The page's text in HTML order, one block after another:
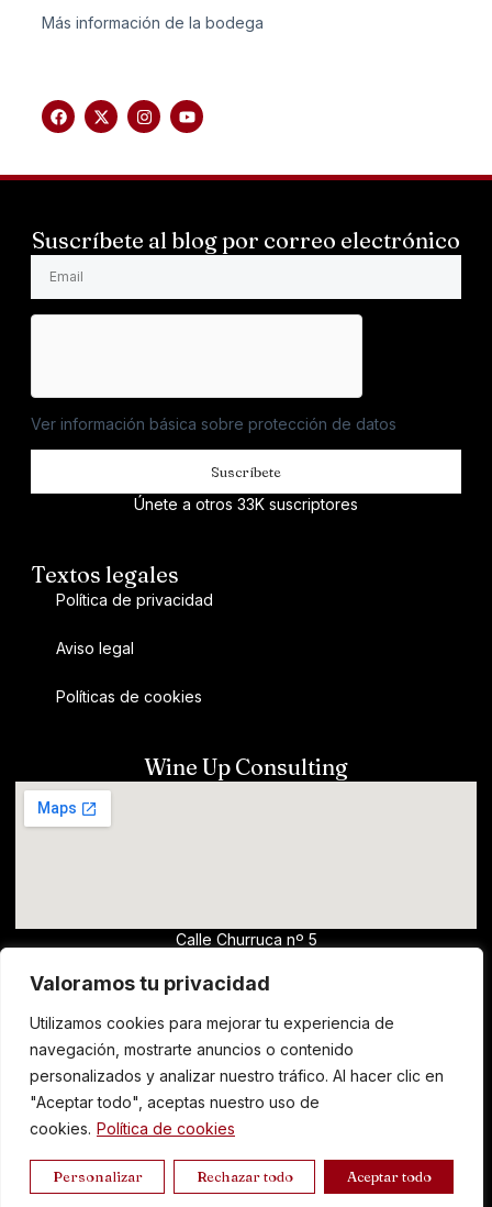
Valoramos tu privacidad
Utilizamos cookies para mejorar tu experiencia de
navegación, mostrarte anuncios o contenido
personalizados y analizar nuestro tráfico. Al hacer clic en
"Aceptar todo", aceptas nuestro uso de
cookies. Política de cookies
Personalizar Rechazar todo Aceptar todo
Más información de la bodega
Suscríbete al blog por correo electrónico
Ver información básica sobre protección de datos
Suscríbete
Únete a otros 33K suscriptores
Textos legales
Política de privacidad
Aviso legal
Políticas de cookies
Wine Up Consulting
Calle Churruca nº 5
horario comercial - Para solicitar catas de